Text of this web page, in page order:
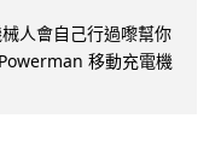
人會自己行過嚟幫你
移動充電機